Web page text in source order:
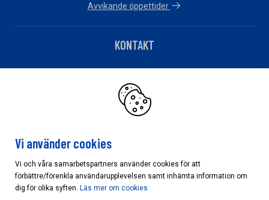
Avvikande öppettider
KONTAKT
Har du fakturafrågor?
Klicka här
Cookieinställningar
Vi använder cookies
Vi och våra samarbetspartners använder cookies för att
förbättre/förenkla användarupplevelsen samt inhämta information om
dig för olika syften. Läs mer om cookies